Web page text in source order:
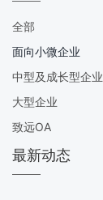
全部
面向小微企业
中型及成长型企业
大型企业
致远OA
最新动态